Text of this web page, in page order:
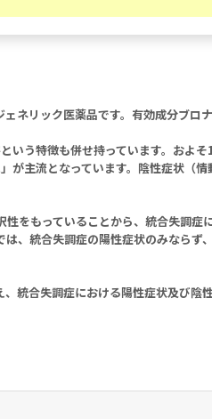
リック医薬品です。有効成分ブロナ
う特徴も併せ持っています。およ
主流となっています。陰性症状（
をもっていることから、統合失調
、統合失調症の陽性症状のみなら
合失調症における陽性症状及び陰性